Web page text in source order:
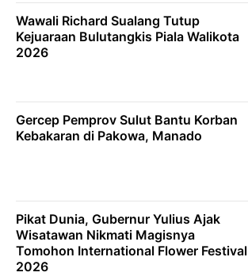
Wawali Richard Sualang Tutup
Kejuaraan Bulutangkis Piala Walikota
2026
Gercep Pemprov Sulut Bantu Korban
Kebakaran di Pakowa, Manado
Pikat Dunia, Gubernur Yulius Ajak
Wisatawan Nikmati Magisnya
Tomohon International Flower Festival
2026